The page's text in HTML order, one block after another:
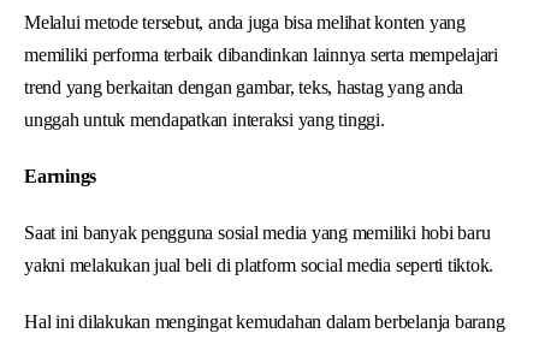
Melalui metode tersebut, anda juga bisa melihat konten yang
memiliki performa terbaik dibandinkan lainnya serta mempelajari
trend yang berkaitan dengan gambar, teks, hastag yang anda
unggah untuk mendapatkan interaksi yang tinggi.
Earnings
Saat ini banyak pengguna sosial media yang memiliki hobi baru
yakni melakukan jual beli di platform social media seperti tiktok.
Hal ini dilakukan mengingat kemudahan dalam berbelanja barang